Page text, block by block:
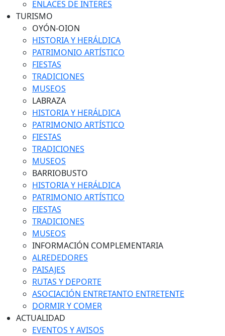
ENLACES DE INTERES
TURISMO
OYÓN-OION
HISTORIA Y HERÁLDICA
PATRIMONIO ARTÍSTICO
FIESTAS
TRADICIONES
MUSEOS
LABRAZA
HISTORIA Y HERÁLDICA
PATRIMONIO ARTÍSTICO
FIESTAS
TRADICIONES
MUSEOS
BARRIOBUSTO
HISTORIA Y HERÁLDICA
PATRIMONIO ARTÍSTICO
FIESTAS
TRADICIONES
MUSEOS
INFORMACIÓN COMPLEMENTARIA
ALREDEDORES
PAISAJES
RUTAS Y DEPORTE
ASOCIACIÓN ENTRETANTO ENTRETENTE
DORMIR Y COMER
ACTUALIDAD
EVENTOS Y AVISOS